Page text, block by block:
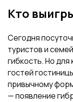
Кто
Сегодня
туристов и
гибкость. Но
гостей
привычному
— появление